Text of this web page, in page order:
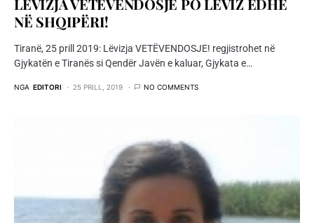
NË SHQIPËRI!
Tiranë, 25 prill 2019: Lëvizja VETËVENDOSJE! regjistrohet në
Gjykatën e Tiranës si Qendër Javën e kaluar, Gjykata e…
NGA EDITORI 25 PRILL, 2019 NO COMMENTS